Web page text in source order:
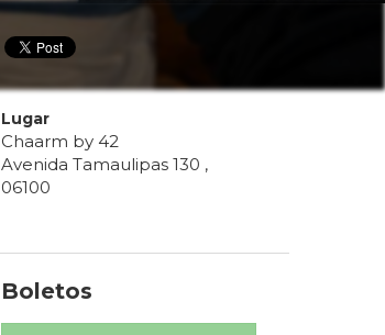
Lugar
Chaarm by 42
Avenida Tamaulipas 130 ,
06100
Boletos